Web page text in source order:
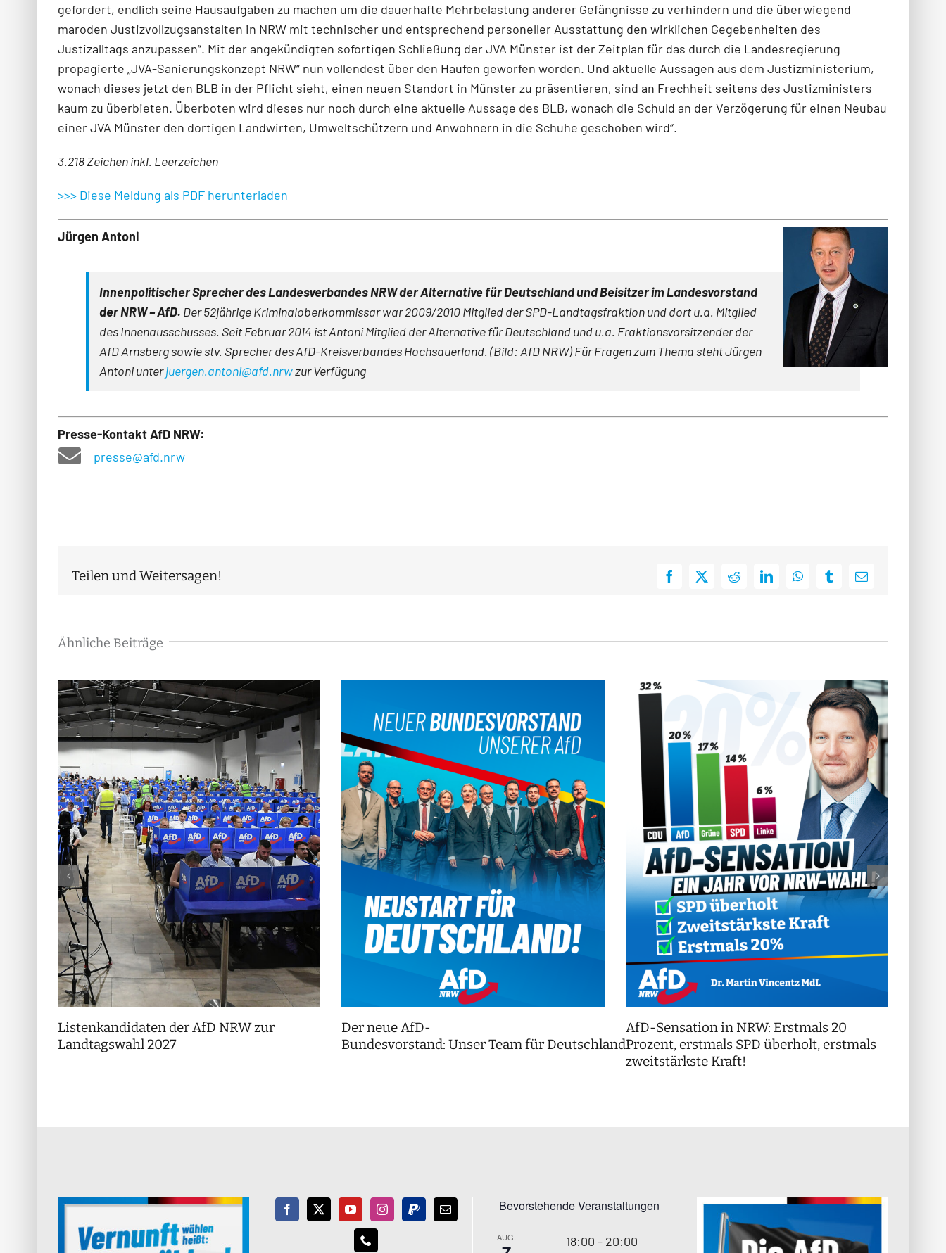
gefordert, endlich seine Hausaufgaben zu machen um die dauerhafte Mehrbelastung anderer Gefängnisse zu verhindern und die überwiegend
maroden Justizvollzugsanstalten in NRW mit technischer und ent­sprechend personeller Ausstattung den wirklichen Gegebenheiten des
Justizalltags anzupassen“. Mit der angekündigten sofortigen Schließung der JVA Münster ist der Zeitplan für das durch die Lan­desregierung
propagierte „JVA-Sanierungskonzept NRW“ nun vollendest über den Haufen geworfen worden. Und aktuelle Aussagen aus dem Justizministerium,
wonach dieses jetzt den BLB in der Pflicht sieht, einen neuen Standort in Münster zu präsentieren, sind an Frechheit seitens des Justiz­ministers
kaum zu überbieten. Überboten wird dieses nur noch durch eine aktuelle Aussage des BLB, wonach die Schuld an der Verzögerung für einen Neubau
einer JVA Münster den dortigen Landwirten, Umweltschützern und Anwohnern in die Schuhe geschoben wird“.
3.218 Zeichen inkl. Leerzeichen
>>> Diese Meldung als PDF herunterladen
Jürgen Antoni
Innenpolitischer Sprecher des Landesverbandes NRW der Alternative für Deutschland und Beisitzer im Landesvorstand
der NRW– AfD. Der 52jährige Kriminaloberkommissar war 2009/2010 Mitglied der SPD-Landtagsfraktion und dort u.a. Mitglied
des Innenausschusses. Seit Februar 2014 ist Antoni Mitglied der Alternative für Deutschland und u.a. Fraktionsvorsitzender der
AfD Arns­berg sowie stv. Sprecher des AfD-Kreisverbandes Hochsauerland. (Bild: AfD NRW) Für Fragen zum Thema steht Jürgen
An­toni unterjuergen.antoni@afd.nrwzur Verfügung
Presse-Kontakt AfD NRW:
presse@afd.nrw
Teilen und Weitersagen! Facebook
X RedditLinkedInWhatsAppTumblrE-
Ähnliche Beiträge
Listenkandidaten der AfD NRW zur
Landtagswahl 2027
Der neue AfD-
Bundesvorstand: Unser Team für Deutschland!
AfD-Sensation in NRW: Erstmals 20
Prozent, erstmals SPD überholt, erstmals
zweitstärkste Kraft!
Bevorstehende Veranstaltungen
AUG. 18:00 - 20:00